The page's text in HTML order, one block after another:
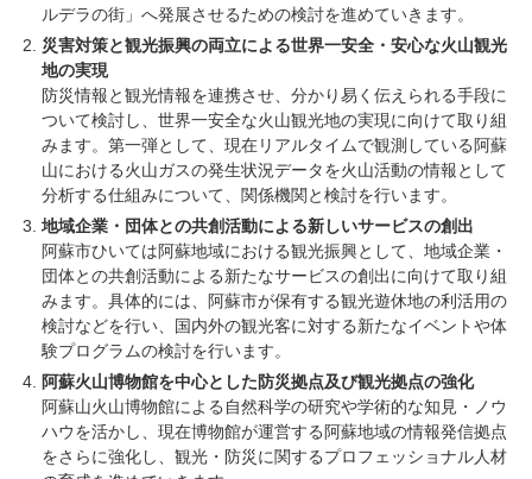
ルデラの街」へ発展させるための検討を進めていきます。
災害対策と観光振興の両立による世界一安全・安心な火山観光
地の実現
防災情報と観光情報を連携させ、分かり易く伝えられる手段に
ついて検討し、世界一安全な火山観光地の実現に向けて取り組
みます。第一弾として、現在リアルタイムで観測している阿蘇
山における火山ガスの発生状況データを火山活動の情報として
分析する仕組みについて、関係機関と検討を行います。
地域企業・団体との共創活動による新しいサービスの創出
阿蘇市ひいては阿蘇地域における観光振興として、地域企業・
団体との共創活動による新たなサービスの創出に向けて取り組
みます。具体的には、阿蘇市が保有する観光遊休地の利活用の
検討などを行い、国内外の観光客に対する新たなイベントや体
験プログラムの検討を行います。
阿蘇火山博物館を中心とした防災拠点及び観光拠点の強化
阿蘇山火山博物館による自然科学の研究や学術的な知見・ノウ
ハウを活かし、現在博物館が運営する阿蘇地域の情報発信拠点
をさらに強化し、観光・防災に関するプロフェッショナル人材